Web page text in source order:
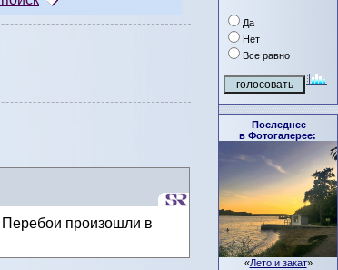
Да
Нет
Все равно
Последнее
в Фотогалерее:
«Лето и закат»
Перебои произошли в